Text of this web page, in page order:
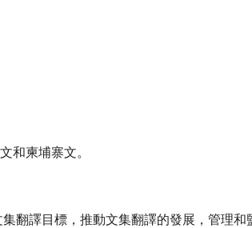
和柬埔寨文。
翻譯目標，推動文集翻譯的發展，管理和